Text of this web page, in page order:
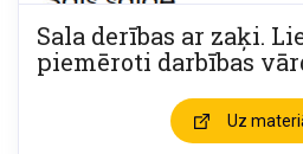
Sala derības ar zaķi.
piemēroti darbības
Uz